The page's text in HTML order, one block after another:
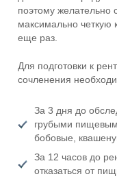
поэтому желательно
максимально четкую
еще раз.
Для подготовки к
сочленения
За 3 дня до
грубыми
бобовые,
За 12 часов до
отказаться от